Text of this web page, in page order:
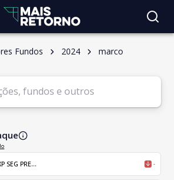
Fundos 2024 marco
SEG PRE... -